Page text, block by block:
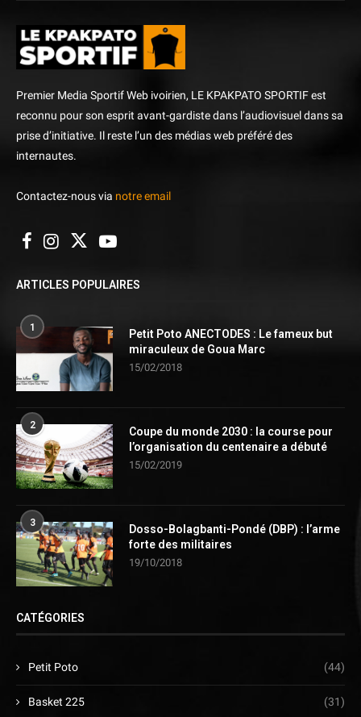
Premier Media Sportif Web ivoirien, LE KPAKPATO SPORTIF est
reconnu pour son esprit avant-gardiste dans l’audiovisuel dans sa
prise d’initiative. Il reste l’un des médias web préféré des
internautes.
Contactez-nous via notre email
ARTICLES POPULAIRES
1
Petit Poto ANECTODES : Le fameux but
miraculeux de Goua Marc
15/02/2018
2
Coupe du monde 2030 : la course pour
l’organisation du centenaire a débuté
15/02/2019
3
Dosso-Bolagbanti-Pondé (DBP) : l’arme
forte des militaires
19/10/2018
CATÉGORIES
Petit Poto (44)
Basket 225 (31)